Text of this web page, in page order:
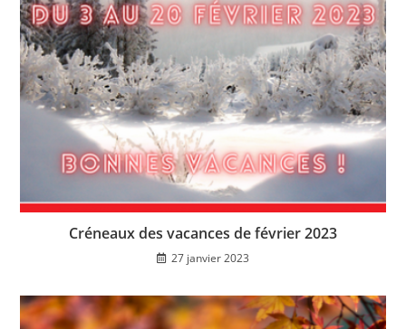
Créneaux des vacances de février 2023
27 janvier 2023